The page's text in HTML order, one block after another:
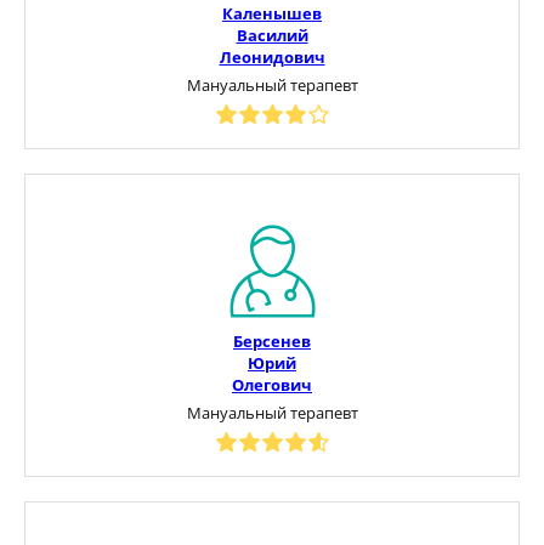
Каленышев
Василий
Леонидович
Мануальный терапевт
Берсенев
Юрий
Олегович
Мануальный терапевт